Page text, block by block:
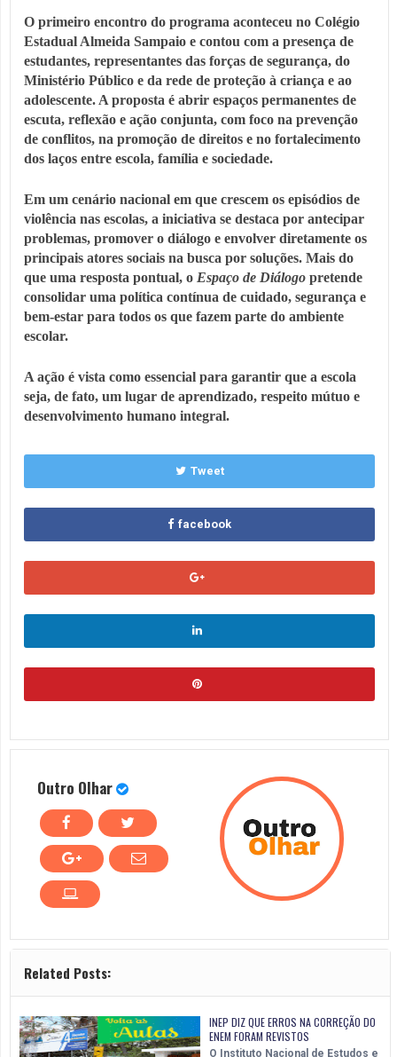
O primeiro encontro do programa aconteceu no Colégio
Estadual Almeida Sampaio e contou com a presença de
estudantes, representantes das forças de segurança, do
Ministério Público e da rede de proteção à criança e ao
adolescente. A proposta é abrir espaços permanentes de
escuta, reflexão e ação conjunta, com foco na prevenção
de conflitos, na promoção de direitos e no fortalecimento
dos laços entre escola, família e sociedade.
Em um cenário nacional em que crescem os episódios de
violência nas escolas, a iniciativa se destaca por antecipar
problemas, promover o diálogo e envolver diretamente os
principais atores sociais na busca por soluções. Mais do
que uma resposta pontual, o Espaço de Diálogo pretende
consolidar uma política contínua de cuidado, segurança e
bem-estar para todos os que fazem parte do ambiente
escolar.
A ação é vista como essencial para garantir que a escola
seja, de fato, um lugar de aprendizado, respeito mútuo e
desenvolvimento humano integral.
Tweet
facebook
Outro Olhar
Related Posts:
INEP DIZ QUE ERROS NA CORREÇÃO DO
ENEM FORAM REVISTOS
O Instituto Nacional de Estudos e